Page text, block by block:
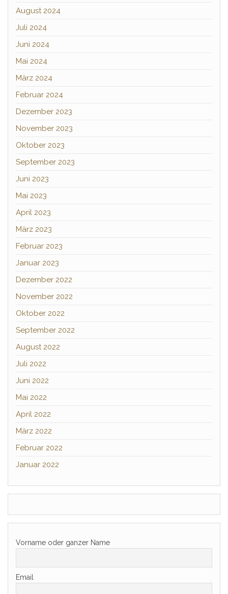
August 2024
Juli 2024
Juni 2024
Mai 2024
März 2024
Februar 2024
Dezember 2023
November 2023
Oktober 2023
September 2023
Juni 2023
Mai 2023
April 2023
März 2023
Februar 2023
Januar 2023
Dezember 2022
November 2022
Oktober 2022
September 2022
August 2022
Juli 2022
Juni 2022
Mai 2022
April 2022
März 2022
Februar 2022
Januar 2022
Vorname oder ganzer Name
Email